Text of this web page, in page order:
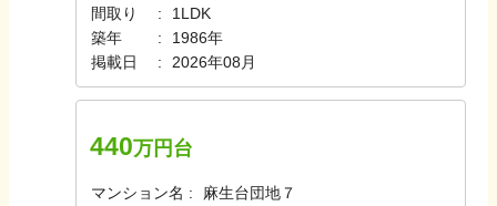
間取り
1LDK
築年
1986年
掲載日
2026年08月
440万円台
マンション名
麻生台団地７